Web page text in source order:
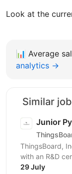
Look at the
📊 Average
analytics →
Similar
Junior
ThingsBoard,
with an R&D
contributors
29 July